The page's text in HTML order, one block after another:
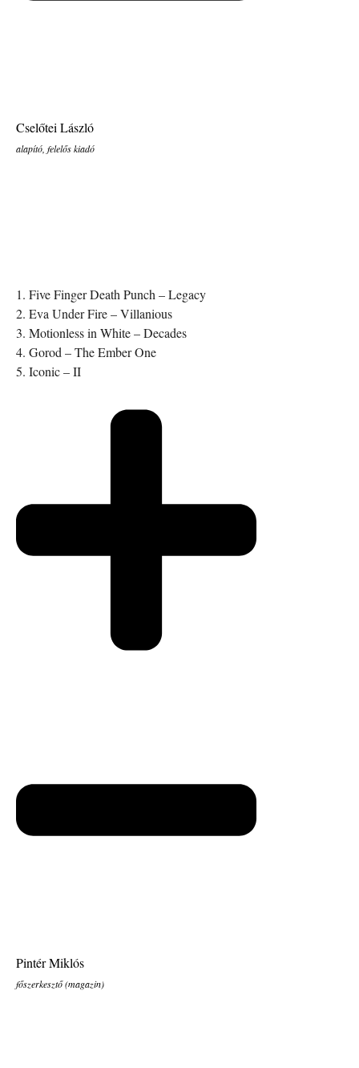
Cselőtei László
alapító, felelős kiadó
1. Five Finger Death Punch – Legacy
2. Eva Under Fire – Villanious
3. Motionless in White – Decades
4. Gorod – The Ember One
5. Iconic – II
Pintér Miklós
főszerkesztő (magazin)